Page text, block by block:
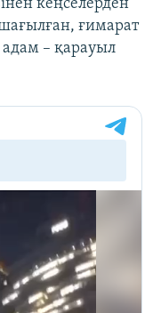
кеңселерден
ғимарат
адам – қарауыл